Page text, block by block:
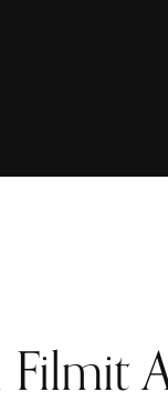
Filmit